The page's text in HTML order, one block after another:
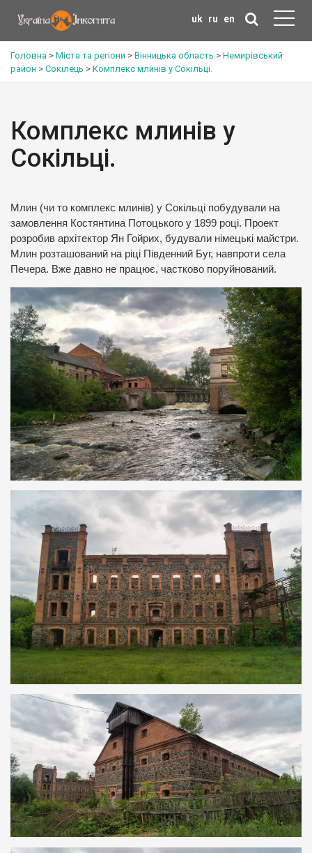
uk ru en
Головна > Міста та регіони > Вінницька область > Немирівський
район > Сокілець > Комплекс млинів у Сокільці.
Комплекс млинів у
Сокільці.
Млин (чи то комплекс млинів) у Сокільці побудували на
замовлення Костянтина Потоцького у 1899 році. Проект
розробив архітектор Ян Гойрих, будували німецькі майстри.
Млин розташований на ріці Південний Буг, навпроти села
Печера. Вже давно не працює, частково поруйнований.